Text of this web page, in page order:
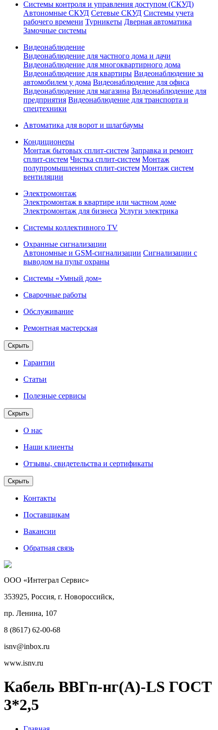
Системы контроля и управления доступом (СКУД)
Автономные СКУД Сетевые СКУД Системы учета
рабочего времени Турникеты Дверная автоматика
Замочные системы
Видеонаблюдение
Видеонаблюдение для частного дома и дачи
Видеонаблюдение для многоквартирного дома
Видеонаблюдение для квартиры Видеонаблюдение за
автомобилем у дома Видеонаблюдение для офиса
Видеонаблюдение для магазина Видеонаблюдение для
предприятия Видеонаблюдение для транспорта и
спецтехники
Автоматика для ворот и шлагбаумы
Кондиционеры
Монтаж бытовых сплит-систем Заправка и ремонт
сплит-систем Чистка сплит-систем Монтаж
полупромышленных сплит-систем Монтаж систем
вентиляции
Электромонтаж
Электромонтаж в квартире или частном доме
Электромонтаж для бизнеса Услуги электрика
Системы коллективного TV
Охранные сигнализации
Автономные и GSM-сигнализации Сигнализации с
выводом на пульт охраны
Системы «Умный дом»
Сварочные работы
Обслуживание
Ремонтная мастерская
Скрыть
Гарантии
Статьи
Полезные сервисы
Скрыть
О нас
Наши клиенты
Отзывы, свидетельства и сертификаты
Скрыть
Контакты
Поставщикам
Вакансии
Обратная связь
ООО «Интеграл Сервис»
353925, Россия, г. Новороссийск,
пр. Ленина, 107
8 (8617) 62-00-68
isnv@inbox.ru
www.isnv.ru
Кабель ВВГп-нг(А)-LS ГОСТ
3*2,5